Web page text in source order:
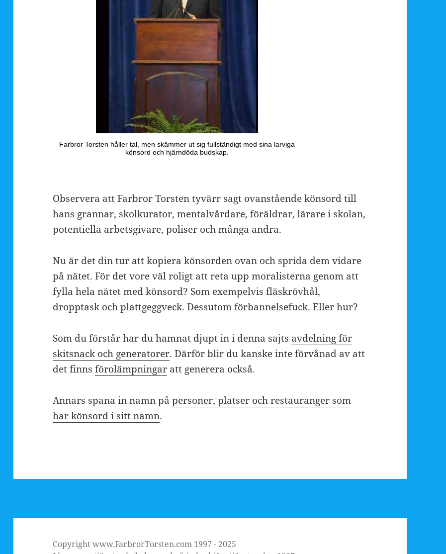
Observera att Farbror Torsten tyvärr sagt ovanstående könsord till
hans grannar, skolkurator, mentalvårdare, föräldrar, lärare i skolan,
potentiella arbetsgivare, poliser och många andra.
Nu är det din tur att kopiera könsorden ovan och sprida dem vidare
på nätet. För det vore väl roligt att reta upp moralisterna genom att
fylla hela nätet med könsord? Som exempelvis fläskrövhål,
dropptask och plattgeggveck. Dessutom förbannelsefuck. Eller hur?
Som du förstår har du hamnat djupt in i denna sajts avdelning för
skitsnack och generatorer. Därför blir du kanske inte förvånad av att
det finnsförolämpningar att generera också.
Annars spana in namn påpersoner, platser och restauranger som
har könsord i sitt namn.
Copyright www.FarbrorTorsten.com 1997 - 2025